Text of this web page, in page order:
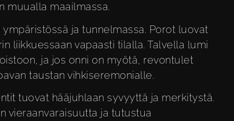
muualla maailmassa.
ja tunnelmassa. Porot luovat
liikkuessaan vapaasti tilalla. Talvella lumi
ja jos onni on myötä, revontulet
taustan vihkiseremonialle.
tuovat hääjuhlaan syvyyttä ja merkitystä.
vieraanvaraisuutta ja tutustua